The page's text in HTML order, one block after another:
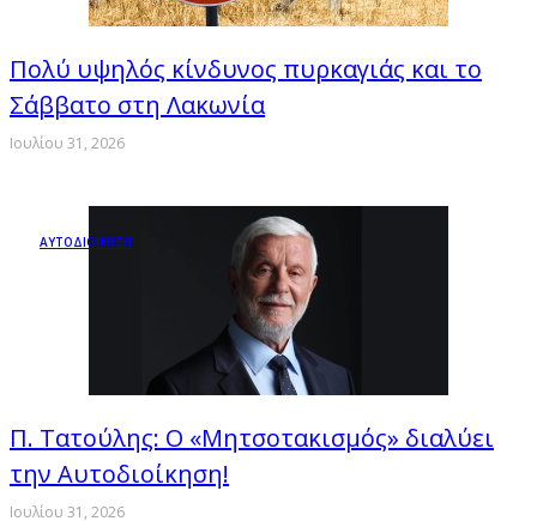
Πολύ υψηλός κίνδυνος πυρκαγιάς και το
Σάββατο στη Λακωνία
Ιουλίου 31, 2026
ΑΥΤΟΔΙΟΙΚΗΣΗ
Π. Τατούλης: Ο «Μητσοτακισμός» διαλύει
την Αυτοδιοίκηση!
Ιουλίου 31, 2026